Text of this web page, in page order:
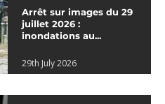
Arrêt sur images du 29
juillet 2026 :
inondations au...
29th July 2026